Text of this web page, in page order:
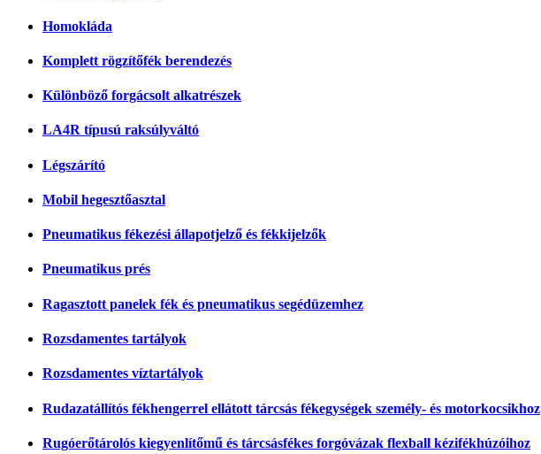
Homokláda
Komplett rögzítőfék berendezés
Különböző forgácsolt alkatrészek
LA4R típusú raksúlyváltó
Légszárító
Mobil hegesztőasztal
Pneumatikus fékezési állapotjelző és fékkijelzők
Pneumatikus prés
Ragasztott panelek fék és pneumatikus segédüzemhez
Rozsdamentes tartályok
Rozsdamentes víztartályok
Rudazatállítós fékhengerrel ellátott tárcsás fékegységek személy- és motorkocsikhoz
Rugóerőtárolós kiegyenlítőmű és tárcsásfékes forgóvázak flexball kézifékhúzóihoz